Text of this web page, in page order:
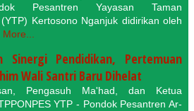
Pesantren Yayasan Taman
Kertosono Nganjuk didirikan oleh
Sinergi Pendidikan, Pertemuan
Wali Santri Baru Dihelat
Pengasuh Ma'had, dan Ketua
YTP - Pondok Pesantren Ar-